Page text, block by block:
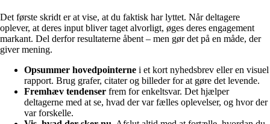
Det første skridt er at vise, at du faktisk har lyttet. Når deltagere
oplever, at deres input bliver taget alvorligt, øges deres engagement
markant. Del derfor resultaterne åbent – men gør det på en måde, der
giver mening.
Opsummer hovedpointerne i et kort nyhedsbrev eller en visuel
rapport. Brug grafer, citater og billeder for at gøre det levende.
Fremhæv tendenser frem for enkeltsvar. Det hjælper
deltagerne med at se, hvad der var fælles oplevelser, og hvor der
var forskelle.